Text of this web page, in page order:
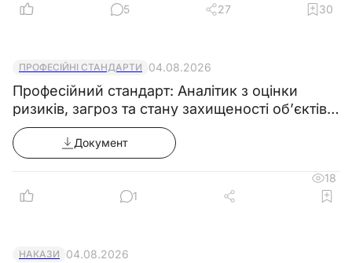
5
27 30
ПРОФЕСІЙНІ СТАНДАРТИ 04.08.2026
Професійний стандарт: Аналітик з оцінки
ризиків, загроз та стану захищеності об’єктів
критичної інфраструктури
Документ
18
1
НАКАЗИ 04.08.2026